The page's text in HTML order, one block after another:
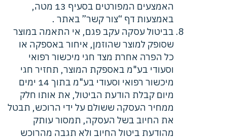
האמצעים המפורטים בסעיף 13 מטה,
באמצעות דף “צור קשר” באתר .
בביטול עסקה עקב פגם, אי התאמה במוצר
שסופק למוצר שהוזמן, איחור באספקה או
כל הפרה אחרת מצד חגי מיכשור רפואי
וסעודי בע"מ באספקת המוצר, תחזיר חגי
מיכשור רפואי וסעודי בע"מ בתוך 14 ימים
מיום קבלת הודעת הביטול, את אותו חלק
ממחיר העסקה ששולם על ידי הרוכש, תבטל
את החיוב בשל העסקה, תמסור עותק
מהודעת ביטול החיוב ולא תגבה מהרוכש